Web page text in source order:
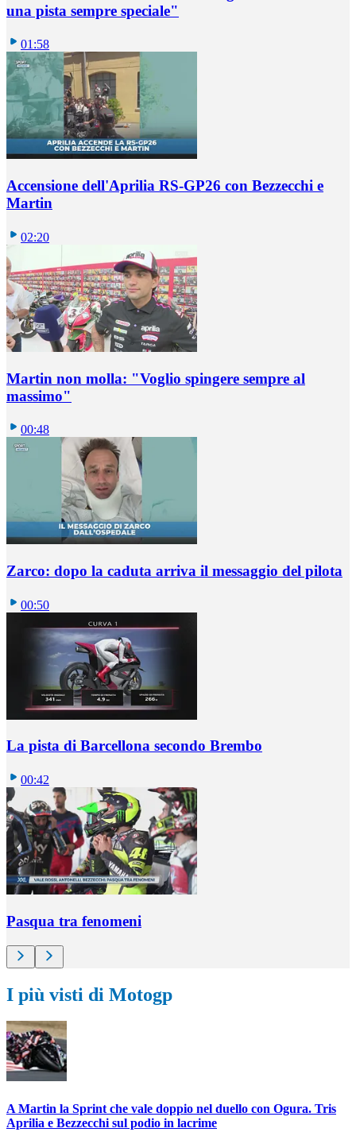
una pista sempre speciale"
01:58
Accensione dell'Aprilia RS-GP26 con Bezzecchi e
Martin
02:20
Martin non molla: "Voglio spingere sempre al
massimo"
00:48
Zarco: dopo la caduta arriva il messaggio del pilota
00:50
La pista di Barcellona secondo Brembo
00:42
Pasqua tra fenomeni
I più visti di Motogp
A Martin la Sprint che vale doppio nel duello con Ogura. Tris
Aprilia e Bezzecchi sul podio in lacrime